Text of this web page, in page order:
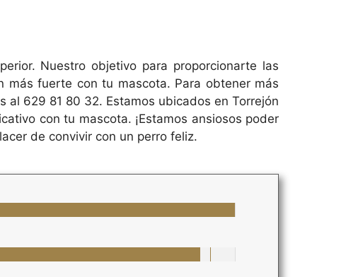
Nuestro objetivo para proporcionarte las
más fuerte con tu mascota. Para obtener más
629 81 80 32. Estamos ubicados en Torrejón
con tu mascota. ¡Estamos ansiosos poder
de convivir con un perro feliz.